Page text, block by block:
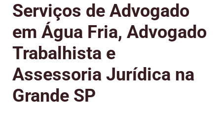
Serviços de Advogado
em Água Fria, Advogado
Trabalhista e
Assessoria Jurídica na
Grande SP